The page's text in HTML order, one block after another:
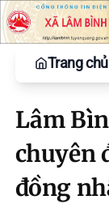
Trang chủ
Lâm
chuyên
đồng